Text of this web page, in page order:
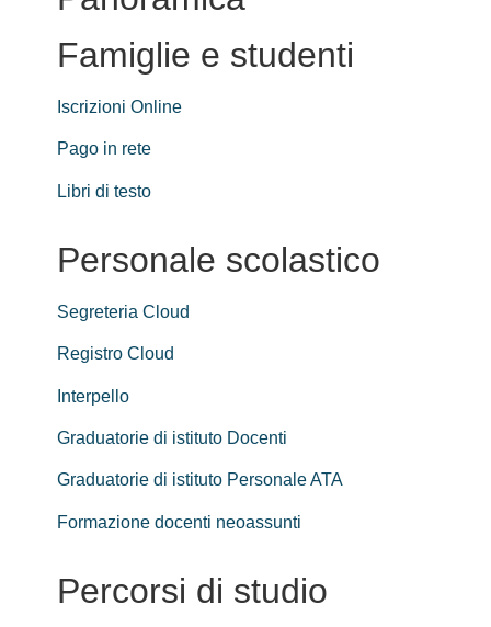
Famiglie e studenti
Iscrizioni Online
Pago in rete
Libri di testo
Personale scolastico
Segreteria Cloud
Registro Cloud
Interpello
Graduatorie di istituto Docenti
Graduatorie di istituto Personale ATA
Formazione docenti neoassunti
Percorsi di studio